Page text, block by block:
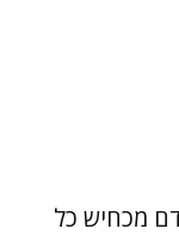
מכחיש כל